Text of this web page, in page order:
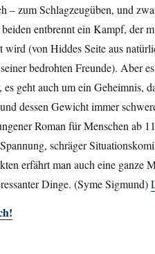
– zum Schlagzeugüben, und
entbrennt ein Kampf, der
(von Hiddes Seite aus
bedrohten Freunde). Aber
geht auch um ein Geheimnis,
dessen Gewicht immer
Roman für Menschen ab
schräger
erfährt man auch eine ganze
Dinge. (Syme Sigmund)